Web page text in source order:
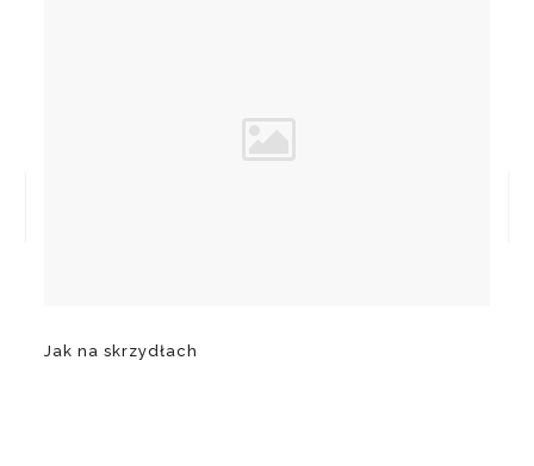
Jak na skrzydłach